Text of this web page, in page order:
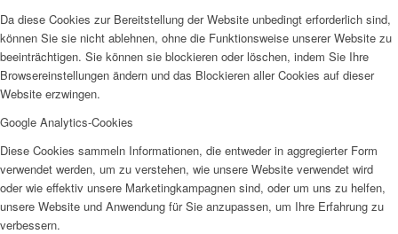
UFH
Erziehungsbeistand
Da diese Cookies zur Bereitstellung der Website unbedingt erforderlich sind,
können Sie sie nicht ablehnen, ohne die Funktionsweise unserer Website zu
beeinträchtigen. Sie können sie blockieren oder löschen, indem Sie Ihre
Browsereinstellungen ändern und das Blockieren aller Cookies auf dieser
Website erzwingen.
Google Analytics-Cookies
Diese Cookies sammeln Informationen, die entweder in aggregierter Form
verwendet werden, um zu verstehen, wie unsere Website verwendet wird
oder wie effektiv unsere Marketingkampagnen sind, oder um uns zu helfen,
unsere Website und Anwendung für Sie anzupassen, um Ihre Erfahrung zu
verbessern.